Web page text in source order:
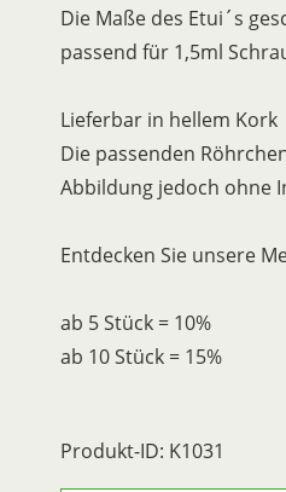
Die Maße des Etui´s
passend für 1,5ml
Lieferbar in hellem Kork
Die passenden
Abbildung jedoch ohne
Entdecken Sie unsere
ab 5 Stück = 10%
ab 10 Stück = 15%
Produkt-ID: K1031